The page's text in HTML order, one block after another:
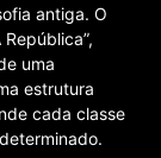
antiga. O
uma
estrutura
cada classe